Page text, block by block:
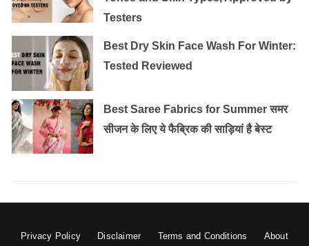
Testers
Best Dry Skin Face Wash For Winter:
Tested Reviewed
Best Saree Fabrics for Summer समर
सीजन के लिए ये फैब्रिक की साड़ियां है बेस्ट
Privacy Policy Disclaimer Terms and Conditions About